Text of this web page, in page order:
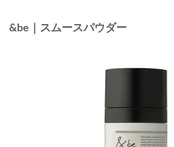
&be｜スムースパウダー